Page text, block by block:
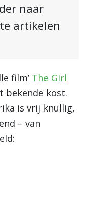
naar
artikelen
film’ The Girl
bekende kost.
is vrij knullig,
– van